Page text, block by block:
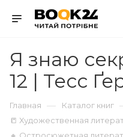
Я знаю
12 | Тесс
Главная — Каталог книг
📒 Художественная